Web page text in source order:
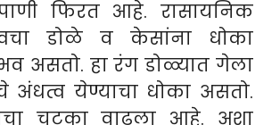
फिरत आहे. रासायनिक
डोळे व केसांना धोका
असतो. हा रंग डोळ्यात गेला
येण्याचा धोका असतो.
चटका वाढला आहे. अशा